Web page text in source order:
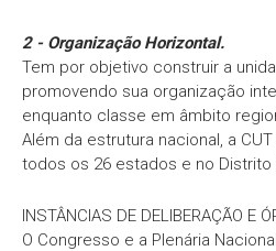
2 - Organização Horizontal.
Tem por objetivo construir a
promovendo sua organização
enquanto classe em âmbito
Além da estrutura nacional, a
todos os 26 estados e no Distrito
INSTÂNCIAS DE DELIBERAÇÃO E
O Congresso e a Plenária